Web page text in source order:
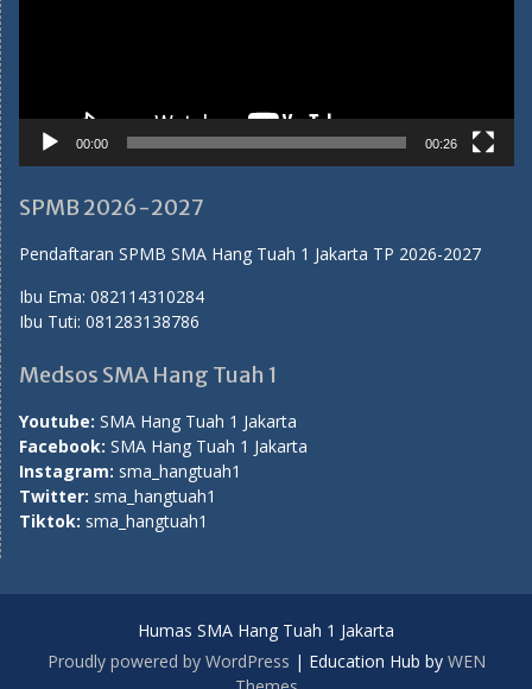
00:00 00:26
SPMB 2026-2027
Pendaftaran SPMB SMA Hang Tuah 1 Jakarta TP 2026-2027
Ibu Ema: 082114310284
Ibu Tuti: 081283138786
Medsos SMA Hang Tuah 1
Youtube: SMA Hang Tuah 1 Jakarta
Facebook: SMA Hang Tuah 1 Jakarta
Instagram: sma_hangtuah1
Twitter: sma_hangtuah1
Tiktok: sma_hangtuah1
Humas SMA Hang Tuah 1 Jakarta
Proudly powered by WordPress | Education Hub by WEN